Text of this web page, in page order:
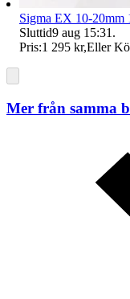
Sigma EX 10-
Sluttid9 aug 15:31 .
Pris:1 295 kr,Eller
Mer från samma